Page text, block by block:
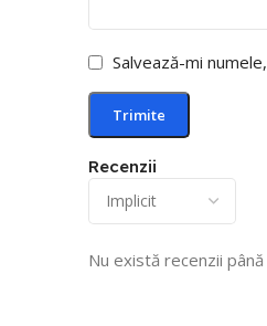
Recenzii
Nu există recenzii până
Salvează-mi